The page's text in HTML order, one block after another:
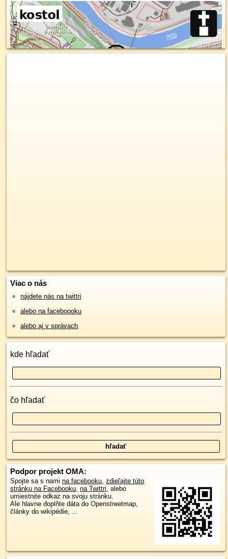
Viac o nás
nájdete nás na twittri
alebo na faceboooku
alebo aj v správach
kde hľadať
čo hľadať
Podpor projekt OMA:
Spojte sa s nami na facebooku, zdieľajte túto
stránku na Facebooku, na Twittri, alebo
umiestnite odkaz na svoju stránku.
Ale hlavne doplňte dáta do Openstreetmap,
články do wikipédie, ...